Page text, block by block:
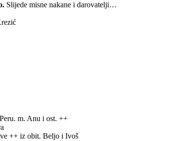
Slijede misne nakane i darovatelji…
m. Anu i ost. ++
++ iz obit. Beljo i Ivoš